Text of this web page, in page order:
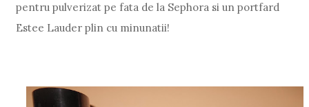
pentru pulverizat pe fata de la Sephora si un portfard
Estee Lauder plin cu minunatii!